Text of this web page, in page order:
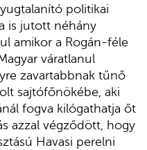
politikai
is jutott néhány
amikor a Rogán-féle
váratlanul
zavartabbnak tűnő
sajtófőnökébe, aki
fogva kilógathatja őt
azzal végződött, hogy
Havasi perelni